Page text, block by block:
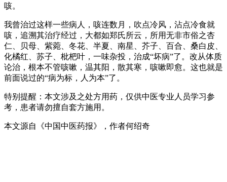
咳。
我曾治过这样一些病人，咳连数月，吹点冷风，沾点冷食就
咳，追溯其治疗经过，大都如郑氏所云，所用无非市俗之杏
仁、贝母、紫菀、冬花、半夏、南星、芥子、百合、桑白皮、
化橘红、苏子、枇杷叶，一味杂投，治成“坏病”了。改从体质
论治，根本不管咳嗽，温其阳，散其寒，咳嗽即愈。这也就是
前面说过的“病为标，人为本”了。
特别提醒：本文涉及之处方用药，仅供中医专业人员学习参
考，患者请勿擅自套方施用。
本文源自《中国中医药报》，作者何绍奇